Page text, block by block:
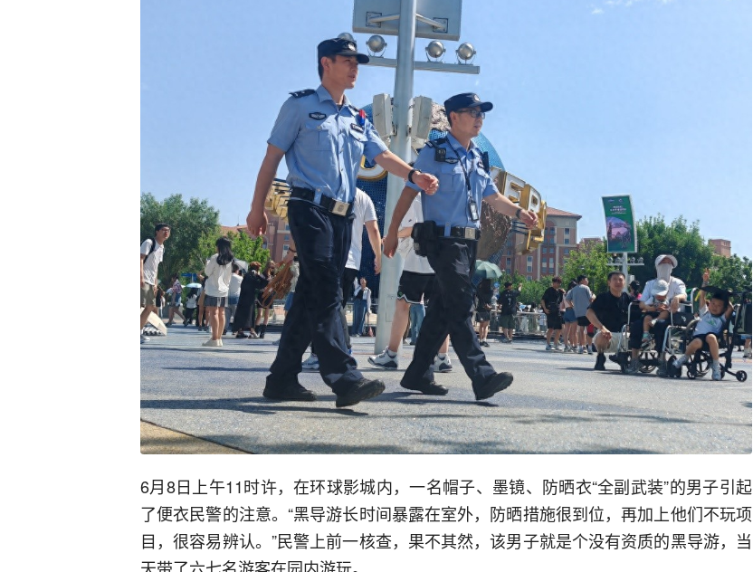
6月8日上午11时许，在环球影城内，一名帽子、墨镜、防晒衣“全副武装”的男子引起
了便衣民警的注意。“黑导游长时间暴露在室外，防晒措施很到位，再加上他们不玩项
目，很容易辨认。”民警上前一核查，果不其然，该男子就是个没有资质的黑导游，当